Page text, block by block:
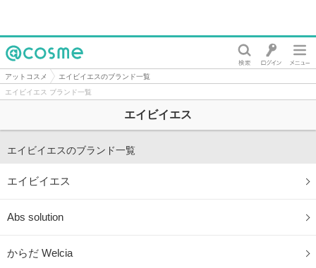
@cosme
アットコスメ
エイビイエスのブランド一覧
エイビイエス ブランド一覧
エイビイエス
エイビイエスのブランド一覧
エイビイエス
Abs solution
からだ Welcia